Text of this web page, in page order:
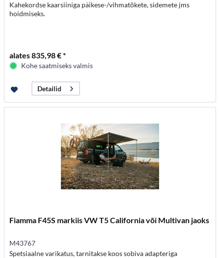
Kahekordse kaarsiiniga päikese-/vihmatõkete, sidemete jms
hoidmiseks.
alates 835,98 € *
Kohe saatmiseks valmis
Detailid
Fiamma F45S markiis VW T5 California või Multivan jaoks
M43767
Spetsiaalne varikatus, tarnitakse koos sobiva adapteriga